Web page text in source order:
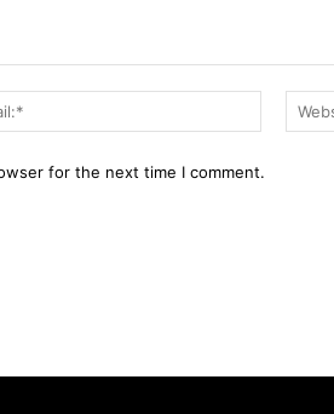
Email:*
for the next time I comment.